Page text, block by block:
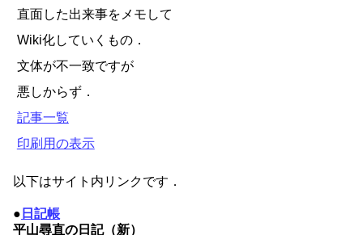
直面した出来事をメモして
Wiki化していくもの．
文体が不一致ですが
悪しからず．
記事一覧
印刷用の表示
以下はサイト内リンクです．
● 日記帳
平山尋直の日記（新）